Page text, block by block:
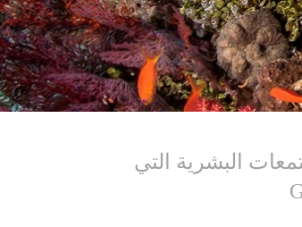
البشرية التي